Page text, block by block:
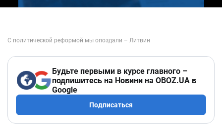
Будьте первыми в курсе главного –
подпишитесь на Новини на OBOZ.UA в
Google
Подписаться